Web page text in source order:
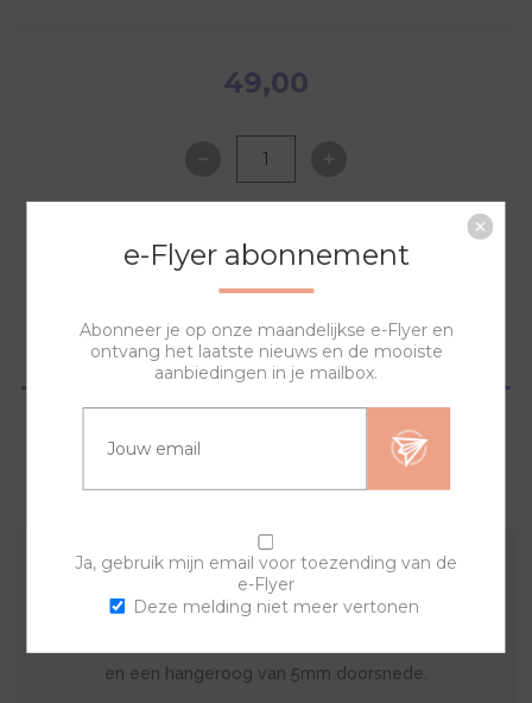
49,00
NAAR WINKELWAGEN
OVERZICHT
VRAGEN?
Deze hanger kun je dragen aan een ketting. Je kunt de
hanger net als het horloge steeds wisselen. Deze
en een hangeroog van 5mm doorsnede.
e-Flyer abonnement
Abonneer je op onze maandelijkse e-Flyer en
ontvang het laatste nieuws en de mooiste
aanbiedingen in je mailbox.
Ja, gebruik mijn email voor toezending van de
e-Flyer
Deze melding niet meer vertonen